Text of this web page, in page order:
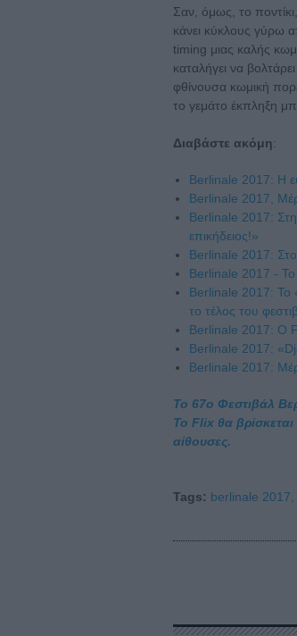
Σαν, όμως, το
κάνει κύκλους γύρω
timing μιας καλής
καταλήγει να
φθίνουσα κωμική
το γεμάτο έκπληξη
Διαβάστε ακόμη:
Berlinale 2017: Η
Berlinale 2017,
Berlinale 2017: Στη
επικήδειος!»
Berlinale 2017:
Berlinale 2017 -
Berlinale 2017: Το
το τέλος του
Berlinale 2017: Ο
Berlinale 2017:
Berlinale 2017:
Το 67ο Φεστιβάλ
Το Flix θα
αίθουσες.
Tags: berlinale 2017,